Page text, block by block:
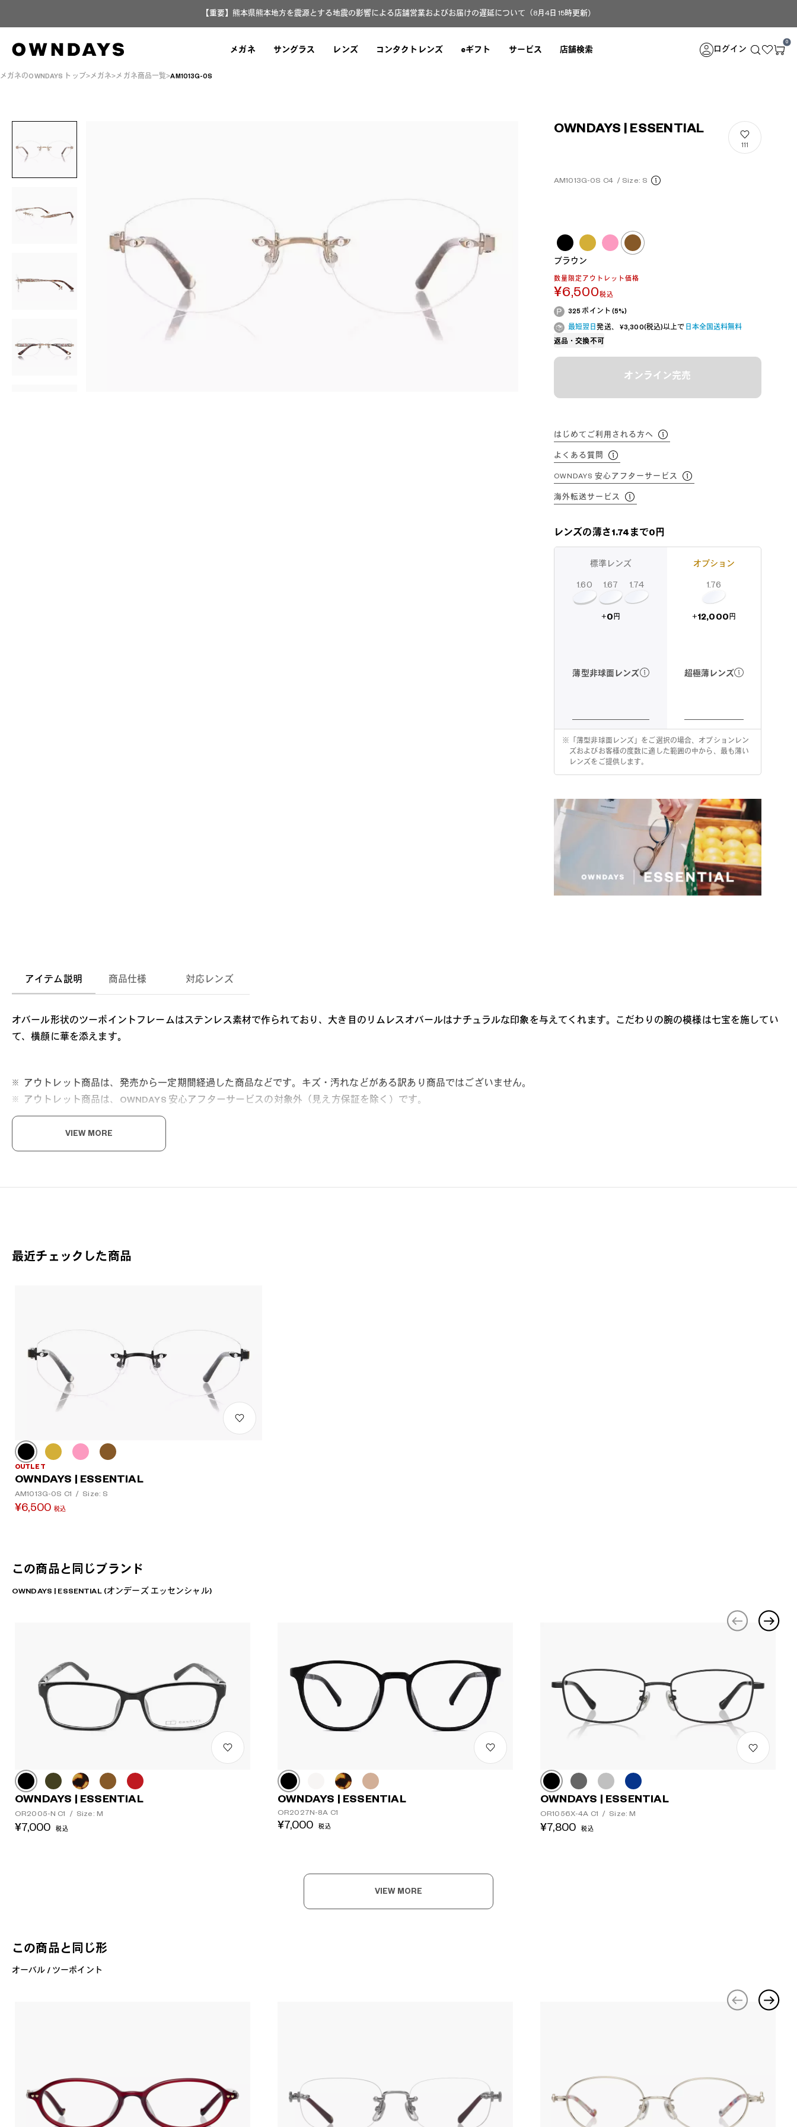
【重要】熊本県熊本地方を震源とする地震の影響による店舗営業およびお届けの遅延について（8月4日 15時更新）
メガネ サングラス レンズ コンタクトレンズ eギフト サービス 店舗検索 ログイン
0
メガネのOWNDAYS トップ メガネ メガネ商品一覧 AM1013G-0S
OWNDAYS | ESSENTIAL
AM1013G-0S C4 / Size: S
111
ブラウン
数量限定アウトレット価格
¥6,500 税込
325 ポイント (5%)
最短翌日発送、 ¥3,300(税込)以上で 日本全国送料無料
返品・交換不可
オンライン完売
はじめてご利用される方へ
よくある質問
OWNDAYS 安心アフターサービス
海外転送サービス
レンズの薄さ1.74まで0円
標準レンズ
1.60 1.67 1.74
+0 円
薄型非球面レンズ
オプション
1.76
+12,000 円
超極薄レンズ
※
「薄型非球面レンズ」をご選択の場合、オプションレン
ズおよびお客様の度数に適した範囲の中から、最も薄い
レンズをご提供します。
アイテム説明 商品仕様 対応レンズ
オバール形状のツーポイントフレームはステンレス素材で作られており、大き目のリムレスオバールはナチュラルな印象を与えてくれます。こだわりの腕の模様は七宝を施してい
て、横顔に華を添えます。
アウトレット商品は、発売から一定期間経過した商品などです。キズ・汚れなどがある訳あり商品ではございません。
アウトレット商品は、OWNDAYS 安心アフターサービスの対象外（見え方保証を除く）です。
VIEW MORE
最近チェックした商品
OUTLET
OWNDAYS | ESSENTIAL
AM1013G-0S C1 / Size: S
¥6,500 税込
この商品と同じブランド
OWNDAYS | ESSENTIAL (オンデーズ エッセンシャル)
OWNDAYS | ESSENTIAL
OR2005-N C1 / Size: M
¥7,000 税込
OWNDAYS | ESSENTIAL
OR2027N-8A C1
¥7,000 税込
OWNDAYS | ESSENTIAL
OR1056X-4A C1 / Size: M
¥7,800 税込
VIEW MORE
この商品と同じ形
オーバル / ツーポイント